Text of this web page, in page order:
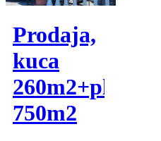
Prodaja,
kuca
260m2+plac
750m2